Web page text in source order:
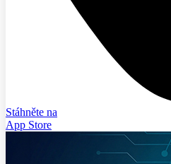
Stáhněte na
App Store